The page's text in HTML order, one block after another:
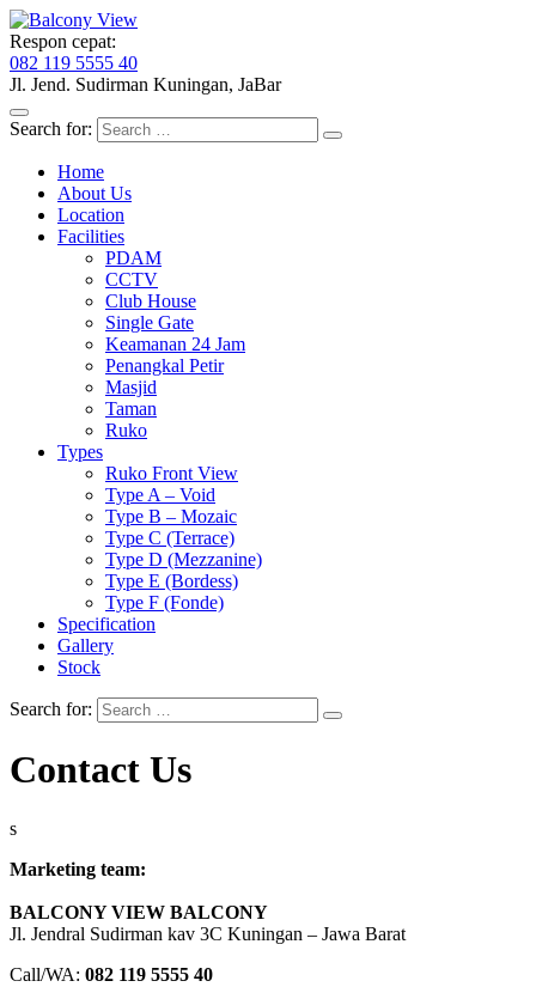
Respon cepat:
082 119 5555 40
Jl. Jend. Sudirman Kuningan, JaBar
Search for:
Home
About Us
Location
Facilities
PDAM
CCTV
Club House
Single Gate
Keamanan 24 Jam
Penangkal Petir
Masjid
Taman
Ruko
Types
Ruko Front View
Type A – Void
Type B – Mozaic
Type C (Terrace)
Type D (Mezzanine)
Type E (Bordess)
Type F (Fonde)
Specification
Gallery
Stock
Search for:
Contact Us
s
Marketing team:
BALCONY VIEW BALCONY
Jl. Jendral Sudirman kav 3C Kuningan – Jawa Barat
Call/WA: 082 119 5555 40